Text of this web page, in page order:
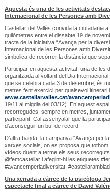
Aquesta és una de les activitats
Internacional de les Persones amb
Castellar del Vallès convida la ciutadania
quilòmetres entre el dissabte 19 de
tracta de la iniciativa “Avança per la
Internacional de les Persones amb
simbòlica de recórrer la distància que
Participar en aquesta activitat, una de les
organitzada al voltant del Dia
que se celebra cada 3 de desembre, és
metres fent exercici per qualsevol itinerari
www.castellarvalles.cat/
19/11 al migdia del 03/12). En aquest
recorregudes, sempre en metres,
participant. Cal assenyalar que la
d’aconseguir un buf de record.
D’altra banda, la campanya “Avança per
xarxes socials, on es proposa que
vídeos duent a terme els seus
@femcastellar i afegint-hi les etiquetes
#avancemperladiversitat,
Una xerrada a càrrec de la psicòloga
espectacle final a càrrec de David